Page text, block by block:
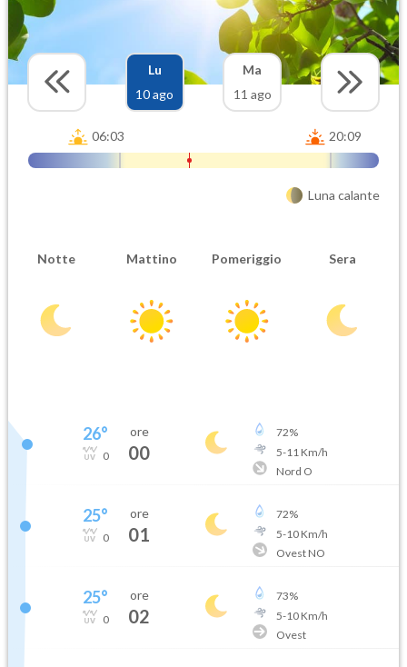
Lu
10 ago
Ma
11 ago
06:03 20:09
Luna calante
Notte Mattino Pomeriggio Sera
26°
0
ore
00
72%
5-11 Km/h
Nord O
25°
0
ore
01
72%
5-10Km/h
Ovest NO
25°
0
ore
02
73%
5-10Km/h
Ovest